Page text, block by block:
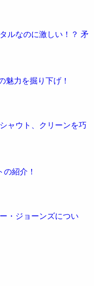
ルなのに激しい！？ 矛
魅力を掘り下げ！
ャウト、クリーンを巧
紹介！
・ジョーンズについ